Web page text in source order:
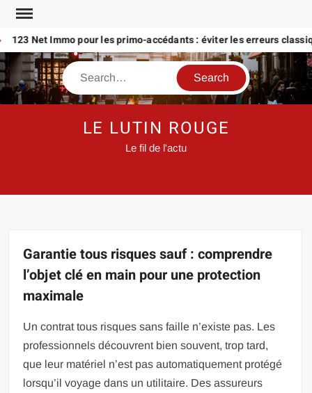
Skip
content
Net Immo pour les primo-accédants : éviter les erreurs classiques
Search
LE LUTIN ROUGE
Le fil de l'actu
Garantie tous risques sauf : comprendre
l’objet clé en main pour une protection
maximale
Un contrat tous risques sans faille n’existe pas. Les
professionnels découvrent bien souvent, trop tard,
que leur matériel n’est pas automatiquement protégé
lorsqu’il voyage dans un utilitaire. Des assureurs